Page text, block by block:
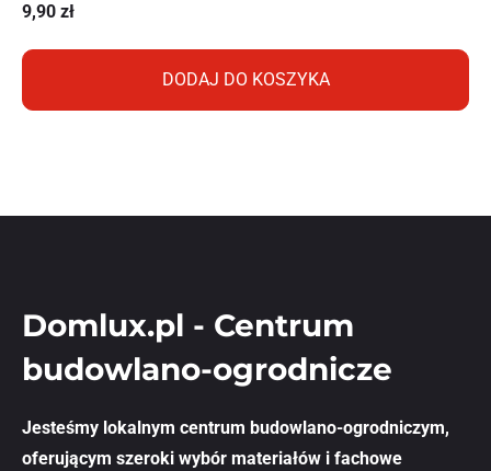
9,90 zł
DODAJ DO KOSZYKA
Domlux.pl - Centrum
budowlano-ogrodnicze
Jesteśmy lokalnym centrum budowlano-ogrodniczym,
oferującym szeroki wybór materiałów i fachowe